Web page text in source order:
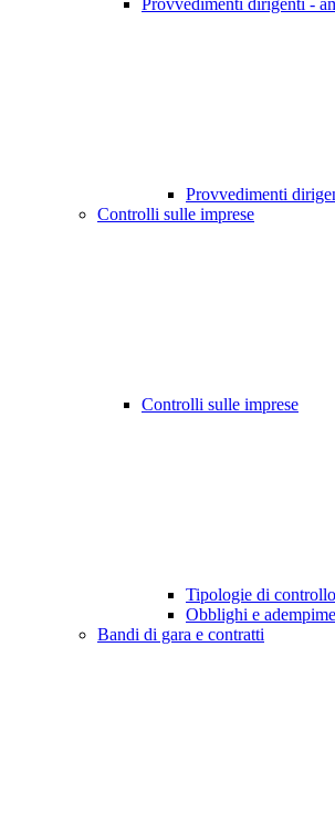
Provvedimenti dirigenti -
Provvedimenti
Controlli sulle imprese
Controlli sulle imprese
Tipologie di controllo
Obblighi e
Bandi di gara e contratti